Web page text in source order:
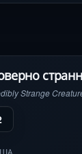
Strange